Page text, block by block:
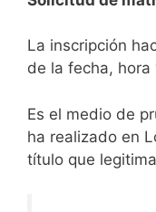
La inscripción
de la fecha, hora
Es el medio de
ha realizado en
título que